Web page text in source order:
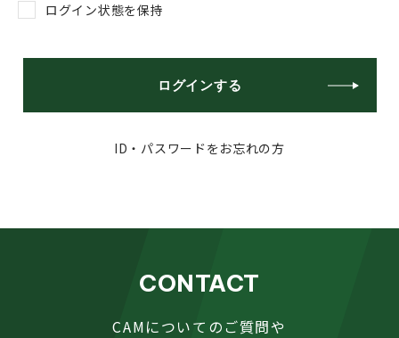
ログイン状態を保持
ログインする
ID・パスワードをお忘れの方
CONTACT
CAMについてのご質問や